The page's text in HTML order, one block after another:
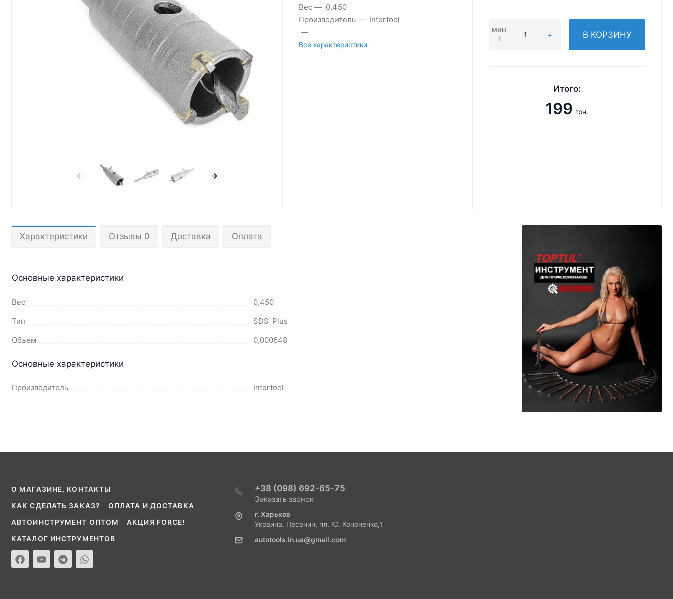
Вес
0,450
Производитель
Intertool
Все характеристики
МИН.
1
В КОРЗИНУ
Итого:
199 грн.
Характеристики Отзывы 0 Доставка Оплата
Основные характеристики
Вес
0,450
Тип
SDS-Plus
Объем
0,000648
Основные характеристики
Производитель Intertool
О МАГАЗИНЕ, КОНТАКТЫ
КАК СДЕЛАТЬ ЗАКАЗ? ОПЛАТА И ДОСТАВКА
АВТОИНСТРУМЕНТ ОПТОМ АКЦИЯ FORCE!
КАТАЛОГ ИНСТРУМЕНТОВ
+38 (098) 692-65-75
Заказать звонок
г. Харьков
Украина, Песочин, пл. Ю. Кононенко,1
autotools.in.ua@gmail.com